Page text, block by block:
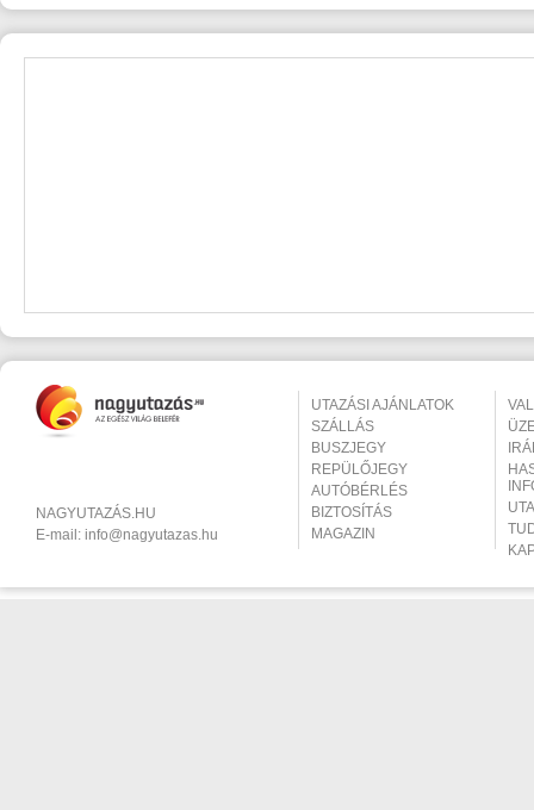
NAGYUTAZÁS.HU
E-mail: info@nagyutazas.hu
UTAZÁSI AJÁNLATOK
SZÁLLÁS
BUSZJEGY
REPÜLŐJEGY
AUTÓBÉRLÉS
BIZTOSÍTÁS
MAGAZIN